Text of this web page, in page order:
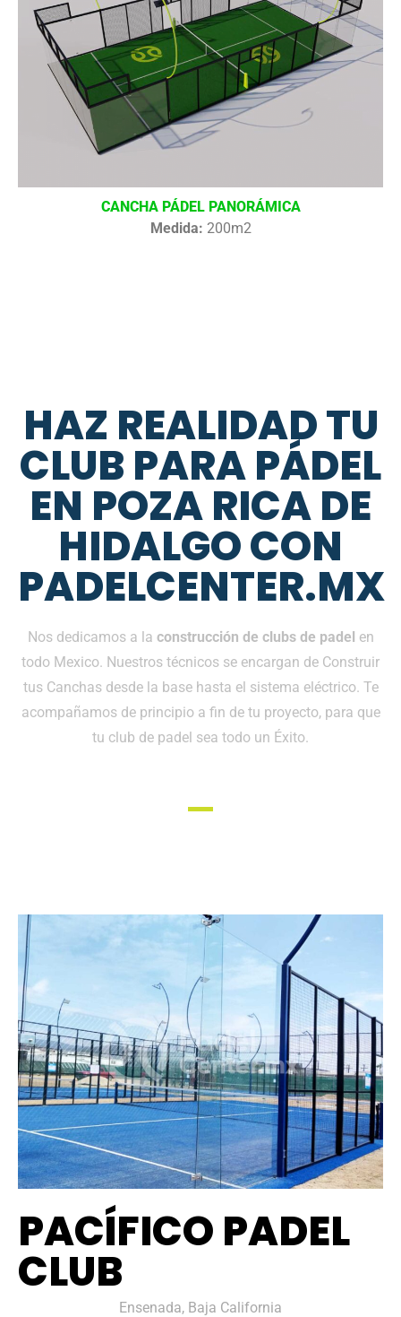
CANCHA PÁDEL PANORÁMICA
Medida: 200m2
HAZ REALIDAD TU
CLUB PARA PÁDEL
EN POZA RICA DE
HIDALGO CON
PADELCENTER.MX
Nos dedicamos a la construcción de clubs de padel en
todo Mexico. Nuestros técnicos se encargan de Construir
tus Canchas desde la base hasta el sistema eléctrico. Te
acompañamos de principio a fin de tu proyecto, para que
tu club de padel sea todo un Éxito.
PACÍFICO PADEL
CLUB
Ensenada, Baja California